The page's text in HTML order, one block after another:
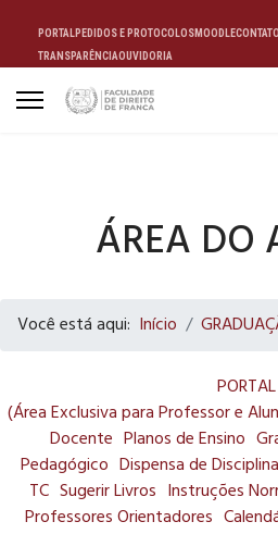
PORTALPEDIDOS E PROTOCOLOSMOODLE
TRANSPARÊNCIAOUVIDORIA
ÁREA DO
Você está aqui: Início
PORTAL
(Área Exclusiva para Professor e
Docente Planos de Ensino
Pedagógico Dispensa de Disciplina
TC Sugerir Livros Instruções
Professores Orientadores